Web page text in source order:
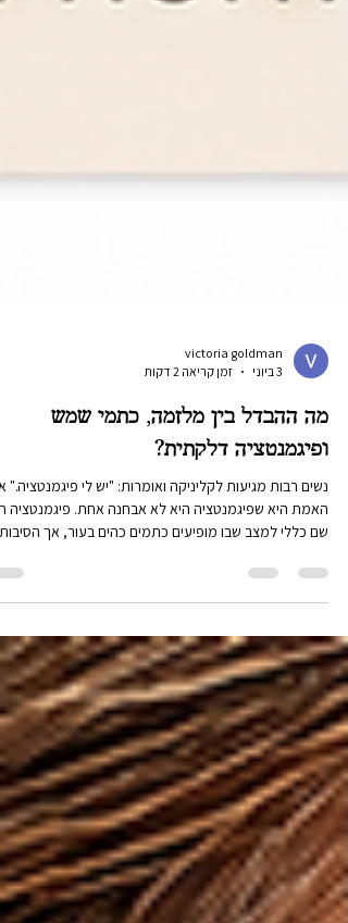
victoria goldman
זמן קריאה 2 דקות
מה ההבדל בין מלזמה, כתמי שמש
ופיגמנטציה דלקתית?
נשים רבות מגיעות לקליניקה ואומרות: "יש לי פיגמנטציה."
האמת היא שפיגמנטציה היא לא אבחנה אחת. פיגמנטציה
הראשונים שחשוב להבין הוא שלא כל כתם מתנהג אותו
ולא כל כתם מגיב לאותו טיפול. מלזמה מלזמה היא אחת
מצורות הפיגמנטציה המורכבות ביותר. בדרך כלל היא
בצורה סימטרית בשני צידי הפנים. אפשר לראות אותה
קרובות בלחיים, במצח, מעל השפה העליונה ובסנטר.
העיק